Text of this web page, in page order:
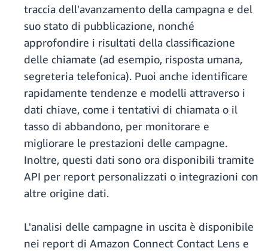
traccia dell'avanzamento della campagna e del
suo stato di pubblicazione, nonché
approfondire i risultati della classificazione
delle chiamate (ad esempio, risposta umana,
segreteria telefonica). Puoi anche identificare
rapidamente tendenze e modelli attraverso i
dati chiave, come i tentativi di chiamata o il
tasso di abbandono, per monitorare e
migliorare le prestazioni delle campagne.
Inoltre, questi dati sono ora disponibili tramite
API per report personalizzati o integrazioni con
altre origine dati.
L'analisi delle campagne in uscita è disponibile
nei report di Amazon Connect Contact Lens e